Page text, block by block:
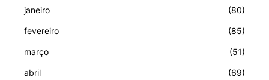
janeiro (80)
fevereiro (85)
março (51)
abril (69)